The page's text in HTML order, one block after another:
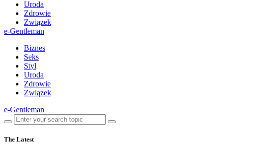
Uroda
Zdrowie
Związek
e-Gentleman
Biznes
Seks
Styl
Uroda
Zdrowie
Związek
e-Gentleman
The Latest